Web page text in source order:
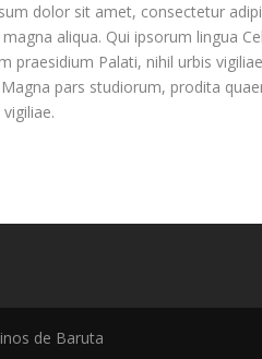
dolor sit amet, consectetur
aliqua. Qui ipsorum lingua
praesidium Palati, nihil urbis
pars studiorum, prodita
de Baruta